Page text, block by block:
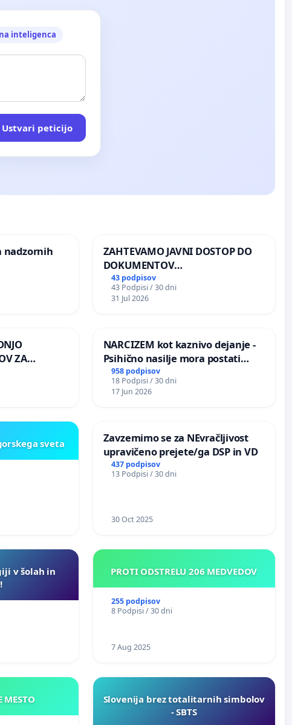
inteligenca
Ustvari peticijo
nadzornih
ZAHTEVAMO JAVNI DOSTOP DO
DOKUMENTOV
PARLAMENTARNIH
PREISKOVALNIH KOMISIJ O
ILEGALNI TRGOVINI Z OROŽJEM
43 podpisov
43 Podpisi / 30 dni
31 Jul 2026
ZA
NARCIZEM kot kaznivo dejanje -
Psihično nasilje mora postati
enako prepoznano kot fizično
nasilje
958 podpisov
18 Podpisi / 30 dni
17 Jun 2026
sveta
Zavzemimo se za NEvračljivost
upravičeno prejete/ga DSP in VD
437 podpisov
13 Podpisi / 30 dni
30 Oct 2025
v šolah in
PROTI ODSTRELU 206 MEDVEDOV
255 podpisov
8 Podpisi / 30 dni
7 Aug 2025
KAMNIK MOJE MESTO
Slovenija brez totalitarnih simbolov
- SBTS